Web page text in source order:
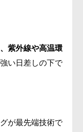
紫外線や高温環
い日差しの下で
が最先端技術で